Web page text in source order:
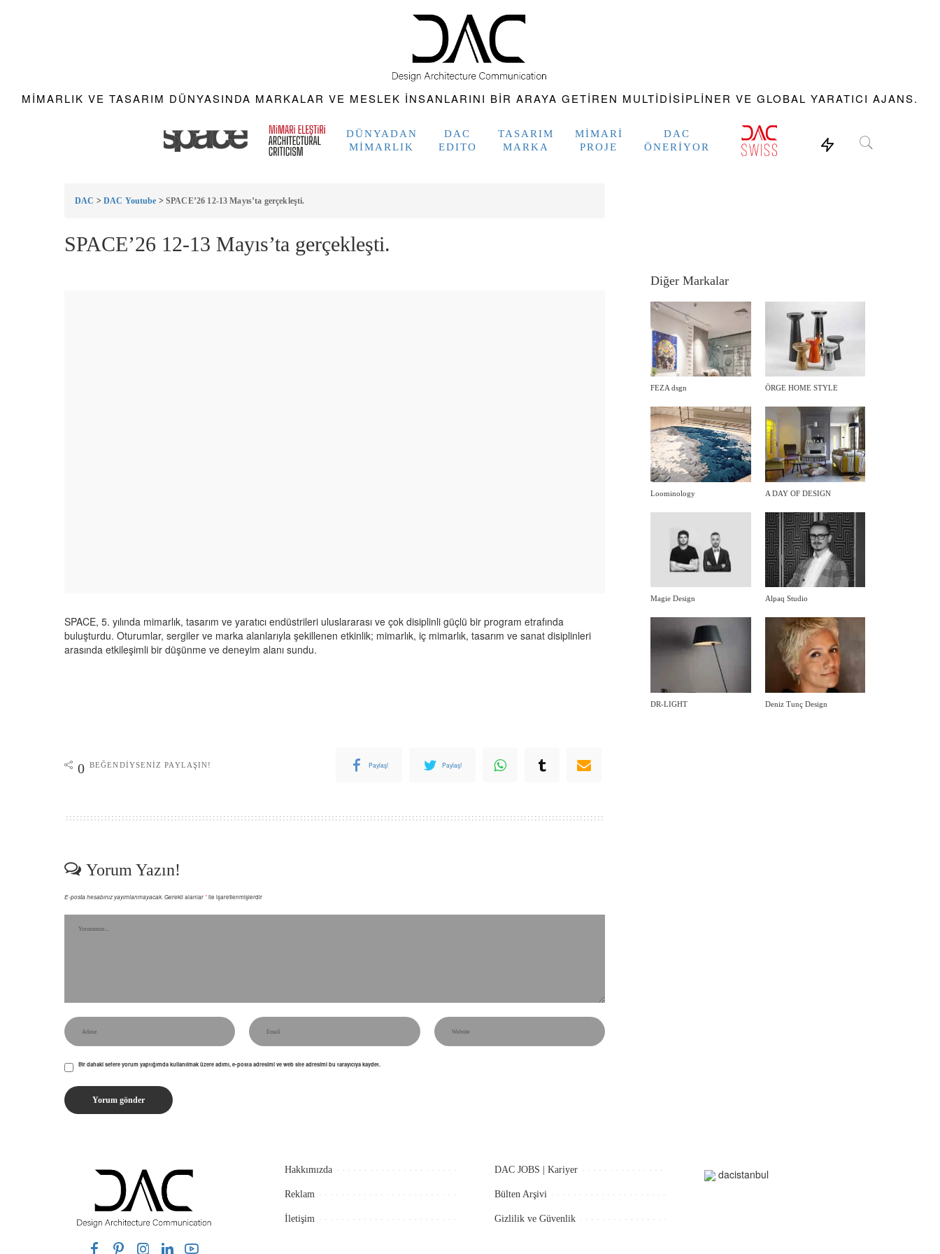
MIMARLIK VE TASARIM DÜNYASINDA MARKALAR VE MESLEK INSANLARINI BIR ARAYA GETIREN MULTIDISIPLINER VE GLOBAL YARATICI AJANS.
DÜNYADAN
MIMARLIK
DAC
EDITO
TASARIM
MARKA
MIMARI
PROJE
DAC
ÖNERIYOR
DAC > DAC Youtube >SPACE’26 12-13 Mayıs’ta gerçekleşti.
SPACE’26 12-13 Mayıs’ta gerçekleşti.
SPACE, 5. yılında mimarlık, tasarım ve yaratıcı endüstrileri uluslararası ve çok disiplinli güçlü bir program etrafında
buluşturdu. Oturumlar, sergiler ve marka alanlarıyla şekillenen etkinlik; mimarlık, iç mimarlık, tasarım ve sanat disiplinleri
arasında etkileşimli bir düşünme ve deneyim alanı sundu.
0 BEĞENDIYSENIZ PAYLAŞIN! Paylaş! Paylaş!
Yorum Yazın!
E-posta hesabınız yayımlanmayacak. Gerekli alanlar*ile işaretlenmişlerdir
Bir dahaki sefere yorum yaptığımda kullanılmak üzere adımı, e-posta adresimi ve web site adresimi bu tarayıcıya kaydet.
Diğer Markalar
FEZA dsgn ÖRGE HOME STYLE
Loominology A DAY OF DESIGN
Magie Design Alpaq Studio
DR-LIGHT Deniz Tunç Design
Hakkımızda
Reklam
İletişim
DAC JOBS | Kariyer
Bülten Arşivi
Gizlilik ve Güvenlik
dacistanbul